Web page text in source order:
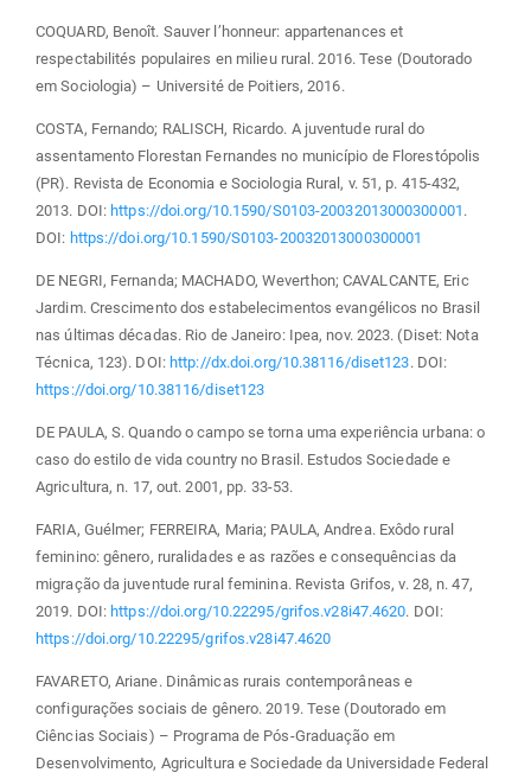
COQUARD, Benoît. Sauver l’honneur: appartenances et
respectabilités populaires en milieu rural. 2016. Tese (Doutorado
em Sociologia) – Université de Poitiers, 2016.
COSTA, Fernando; RALISCH, Ricardo. A juventude rural do
assentamento Florestan Fernandes no município de Florestópolis
(PR). Revista de Economia e Sociologia Rural, v. 51, p. 415-432,
2013. DOI: https://doi.org/10.1590/S0103-20032013000300001 .
DOI: https://doi.org/10.1590/S0103-20032013000300001
DE NEGRI, Fernanda; MACHADO, Weverthon; CAVALCANTE, Eric
Jardim. Crescimento dos estabelecimentos evangélicos no Brasil
nas últimas décadas. Rio de Janeiro: Ipea, nov. 2023. (Diset: Nota
Técnica, 123). DOI: http://dx.doi.org/10.38116/diset123. DOI:
https://doi.org/10.38116/diset123
DE PAULA, S. Quando o campo se torna uma experiência urbana: o
caso do estilo de vida country no Brasil. Estudos Sociedade e
Agricultura, n. 17, out. 2001, pp. 33-53.
FARIA, Guélmer; FERREIRA, Maria; PAULA, Andrea. Exôdo rural
feminino: gênero, ruralidades e as razões e consequências da
migração da juventude rural feminina. Revista Grifos, v. 28, n. 47,
2019. DOI: https://doi.org/10.22295/grifos.v28i47.4620. DOI:
https://doi.org/10.22295/grifos.v28i47.4620
FAVARETO, Ariane. Dinâmicas rurais contemporâneas e
configurações sociais de gênero. 2019. Tese (Doutorado em
Ciências Sociais) – Programa de Pós-Graduação em
Desenvolvimento, Agricultura e Sociedade da Universidade Federal